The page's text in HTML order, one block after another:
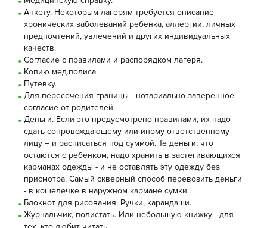
Анкету. Некоторым лагерям требуется описание
хронических заболеваний ребенка, аллергии, личных
предпочтений, увлечений и других индивидуальных
качеств.
Согласие с правилами и распорядком лагеря.
Копию мед.полиса.
Путевку.
Для пересечения границы - нотариально заверенное
согласие от родителей.
Деньги. Если это предусмотрено правилами, их надо
сдать сопровождающему или иному ответственному
лицу – и расписаться под суммой. Те деньги, что
остаются с ребенком, надо хранить в застегивающихся
карманах одежды - и не оставлять эту одежду без
присмотра. Самый скверный способ перевозить деньги
- в кошелечке в наружном кармане сумки.
Блокнот для рисования. Ручки, карандаши.
Журнальчик, полистать. Или небольшую книжку - для